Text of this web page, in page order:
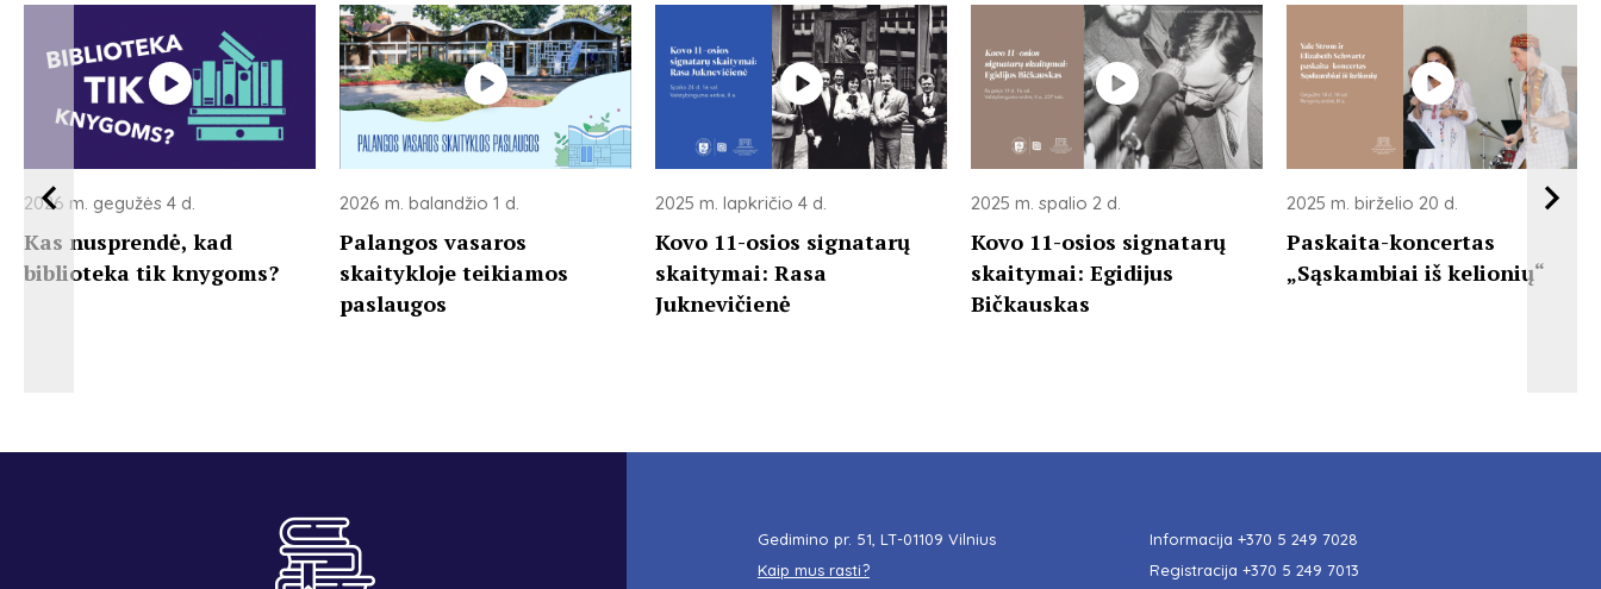
2026 m. gegužės 4 d.
Kas nusprendė, kad
biblioteka tik knygoms?
2026 m. balandžio 1 d.
Palangos vasaros
skaitykloje teikiamos
paslaugos
2025 m. lapkričio 4 d.
Kovo 11-osios signatarų
skaitymai: Rasa
Juknevičienė
2025 m. spalio 2 d.
Kovo 11-osios signatarų
skaitymai: Egidijus
Bičkauskas
2025 m. birželio 20 d.
Paskaita-koncertas
„Sąskambiai iš kelionių“
Gedimino pr. 51, LT-01109 Vilnius
Kaip mus rasti?
Informacija +370 5 249 7028
Registracija +370 5 249 7013